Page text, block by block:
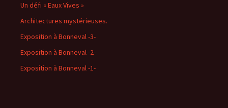
Un défi « Eaux Vives »
Architectures mystérieuses.
Exposition à Bonneval -3-
Exposition à Bonneval -2-
Exposition à Bonneval -1-